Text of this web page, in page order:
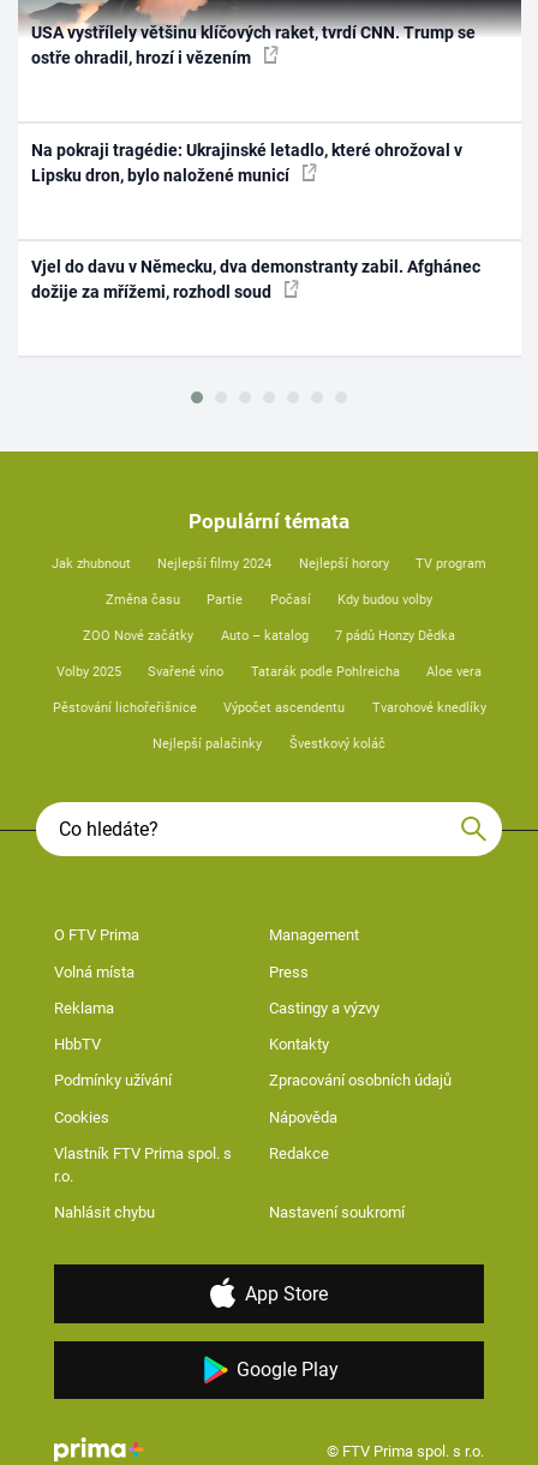
USA vystřílely většinu klíčových raket, tvrdí CNN. Trump se
ostře ohradil, hrozí i vězením
Na pokraji tragédie: Ukrajinské letadlo, které ohrožoval v
Lipsku dron, bylo naložené municí
Vjel do davu v Německu, dva demonstranty zabil. Afghánec
dožije za mřížemi, rozhodl soud
Populární témata
Jak zhubnout Nejlepší filmy 2024 Nejlepší horory TV program
Změna času Partie Počasí Kdy budou volby
ZOO Nové začátky Auto – katalog 7 pádů Honzy Dědka
Volby 2025 Svařené víno Tatarák podle Pohlreicha Aloe vera
Pěstování lichořeřišnice Výpočet ascendentu Tvarohové knedlíky
Nejlepší palačinky Švestkový koláč
O FTV Prima Management
Volná místa Press
Reklama Castingy a výzvy
HbbTV Kontakty
Podmínky užívání Zpracování osobních údajů
Cookies Nápověda
Vlastník FTV Prima spol. s
r.o.
Redakce
Nahlásit chybu Nastavení soukromí
App Store
Google Play
© FTV Prima spol. s r.o.